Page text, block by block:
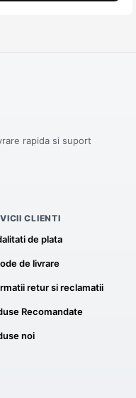
rapida si suport
CLIENTI
de plata
de livrare
retur si reclamatii
Recomandate
noi